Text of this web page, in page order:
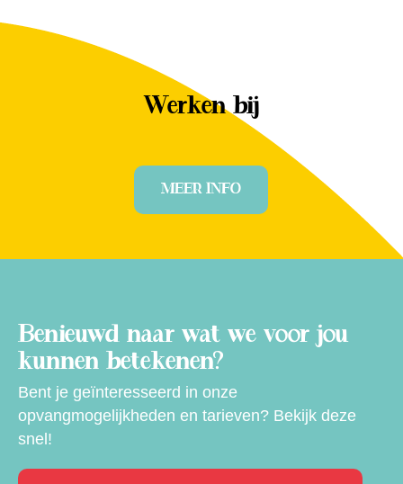
Werken bij
MEER INFO
Benieuwd naar wat we voor jou
kunnen betekenen?
Bent je geïnteresseerd in onze
opvangmogelijkheden en tarieven? Bekijk deze
snel!